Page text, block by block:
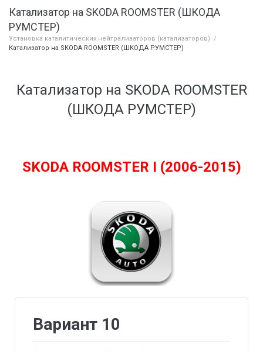
Катализатор на SKODA ROOMSTER (ШКОДА
РУМСТЕР)
Установка каталитических нейтрализаторов (катализаторов) /
Катализатор на SKODA ROOMSTER (ШКОДА РУМСТЕР)
Катализатор на SKODA ROOMSTER
(ШКОДА РУМСТЕР)
SKODA ROOMSTER I (2006-2015)
Вариант 10